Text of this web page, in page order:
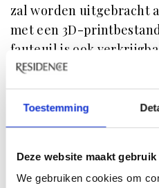
Toestemming
Deze website maakt
We gebruiken cookies om
zal worden uitgebracht
met een 3D-
fauteuil is ook
object, handgemaakt
de gaten houden? Dat
te zien.